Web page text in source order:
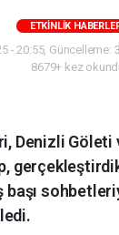
ETKINLIK
- 20:55, Güncelleme:
8679+ kez
Denizli Göleti
başı